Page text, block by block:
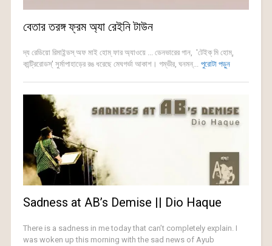
বেতার তরঙ্গ ফ্রম অ্যা রেইনি টাউন
দ্য রেডিয়ো রিমাইন্ডস্ অফ মাই হোম্ ফার অ্যাওয়ে ... ডেনভারের গান, 'টেইক্ মি হোম্,
কান্ট্রিরোডস্' সুর্মাপাহাড়ের রঙ ধরেছে মেঘগর্ভা আকাশ। গম্ভীর, ঘনমন্... পুরোটা পড়ুন
Sadness at AB’s Demise || Dio Haque
There is a sadness in me today that can’t completely explain. I
was woken up this morning with the sad news of Ayub